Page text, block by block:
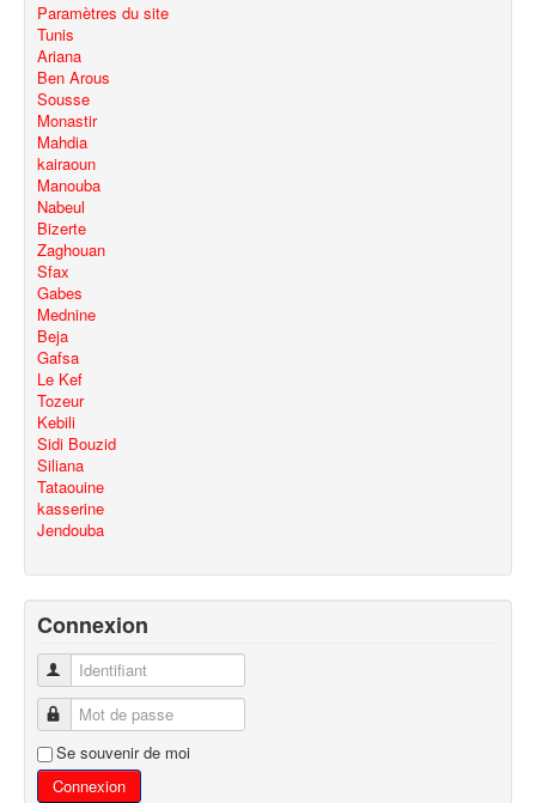
Paramètres du site
Tunis
Ariana
Ben Arous
Sousse
Monastir
Mahdia
kairaoun
Manouba
Nabeul
Bizerte
Zaghouan
Sfax
Gabes
Mednine
Beja
Gafsa
Le Kef
Tozeur
Kebili
Sidi Bouzid
Siliana
Tataouine
kasserine
Jendouba
Connexion
Identifiant
Mot de passe
Se souvenir de moi
Connexion